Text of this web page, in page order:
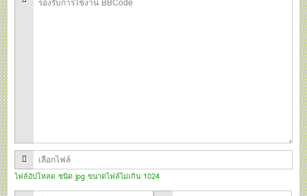
ไฟล์อัปโหลด ชนิด jpg ขนาดไฟล์ไม่เกิน 1024